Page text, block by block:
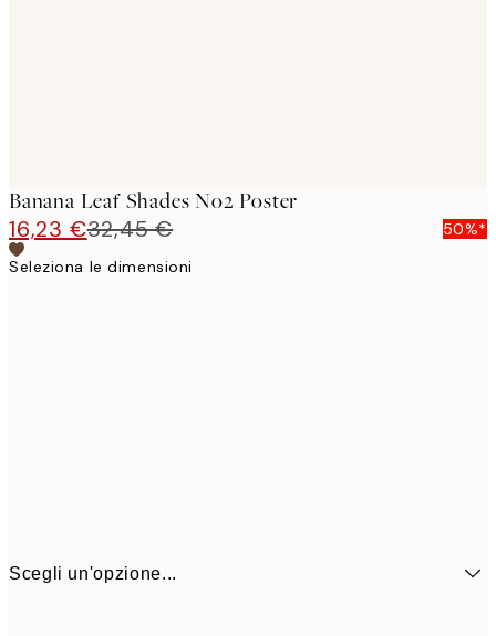
Banana Leaf Shades No2 Poster
16,23 €32,45 €
50%*
Seleziona le dimensioni
Scegli un'opzione...